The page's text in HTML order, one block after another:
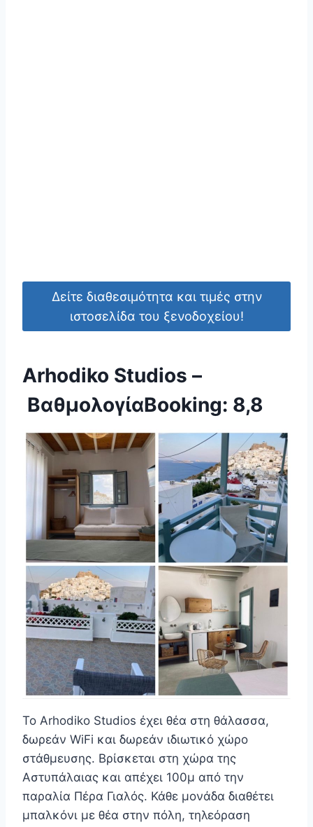
Δείτε διαθεσιμότητα και τιμές στην
ιστοσελίδα του ξενοδοχείου!
Arhodiko Studios –
ΒαθμολογίαBooking: 8,8
Το Arhodiko Studios έχει θέα στη θάλασσα,
δωρεάν WiFi και δωρεάν ιδιωτικό χώρο
στάθμευσης. Βρίσκεται στη χώρα της
Αστυπάλαιας και απέχει 100μ από την
παραλία Πέρα Γιαλός. Κάθε μονάδα διαθέτει
μπαλκόνι με θέα στην πόλη, τηλεόραση